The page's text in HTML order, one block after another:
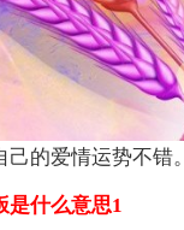
的爱情运势不错。
什么意思1